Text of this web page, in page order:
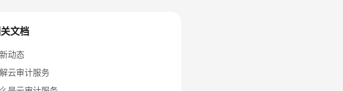
文档
动态
云审计服务